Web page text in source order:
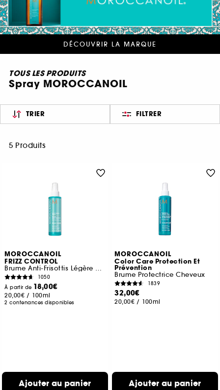
DÉCOUVRIR LA MARQUE
TOUS LES PRODUITS
Spray MOROCCANOIL
TRIER FILTRER
5 Produits
MOROCCANOIL
FRIZZ CONTROL
Brume Anti-Frisottis Légère pour cheveux Doux et Soyeux
1050
À partir de 18,00€
20,00€ / 100ml
2 contenances disponibles
Ajouter au panier
MOROCCANOIL
Color Care Protection Et
Prévention
Brume Protectrice Cheveux
1839
32,00€
20,00€ / 100ml
Ajouter au panier